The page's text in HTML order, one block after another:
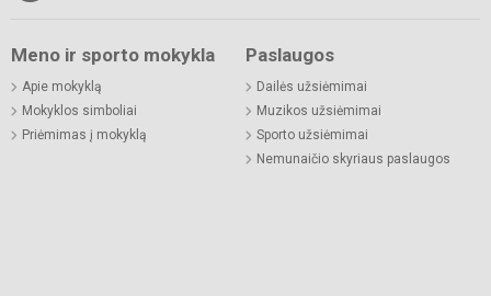
Meno ir sporto mokykla
Apie mokyklą
Mokyklos simboliai
Priėmimas į mokyklą
Paslaugos
Dailės užsiėmimai
Muzikos užsiėmimai
Sporto užsiėmimai
Nemunaičio skyriaus paslaugos